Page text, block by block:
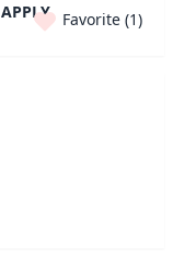
APPLY Favorite (1)